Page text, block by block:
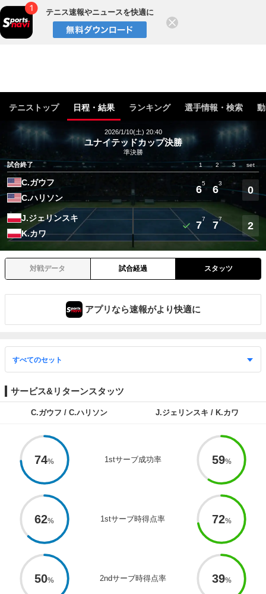
テニス速報やニュースを快適に
テニストップ 日程・結果 ランキング 選手情報・検索
2026/1/10(土) 20:40
ユナイテッドカップ決勝
準決勝
試合終了
1 2 3 set
C.ガウフ
C.ハリソン
6
5
6
3
0
J.ジェリンスキ
K.カワ
7
7
7
7
2
対戦データ 試合経過 スタッツ
アプリなら速報がより快適に
サービス&リターンスタッツ
C.ガウフ / C.ハリソン J.ジェリンスキ / K.カワ
74 1stサーブ成功率 59
62 1stサーブ時得点率 72
50 2ndサーブ時得点率 39